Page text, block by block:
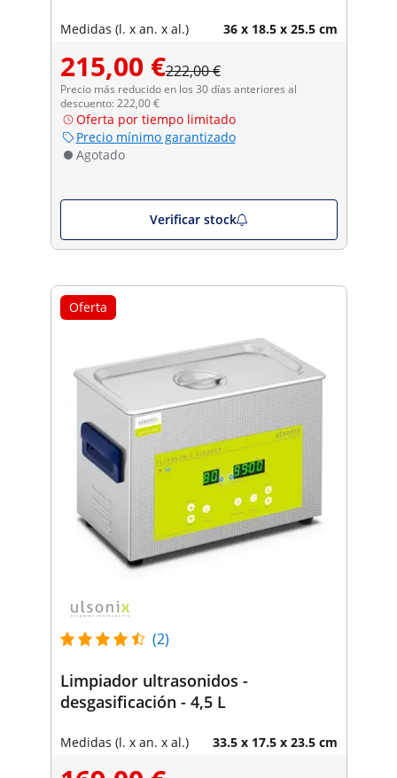
Medidas (l. x an. x al.) 36 x 18.5 x 25.5 cm
215,00 €222,00 €
Precio más reducido en los 30 días anteriores al
descuento: 222,00 €
Oferta por tiempo limitado
Precio mínimo garantizado
Agotado
Verificar stock
Oferta
(2)
Limpiador ultrasonidos -
desgasificación - 4,5 L
Medidas (l. x an. x al.) 33.5 x 17.5 x 23.5 cm